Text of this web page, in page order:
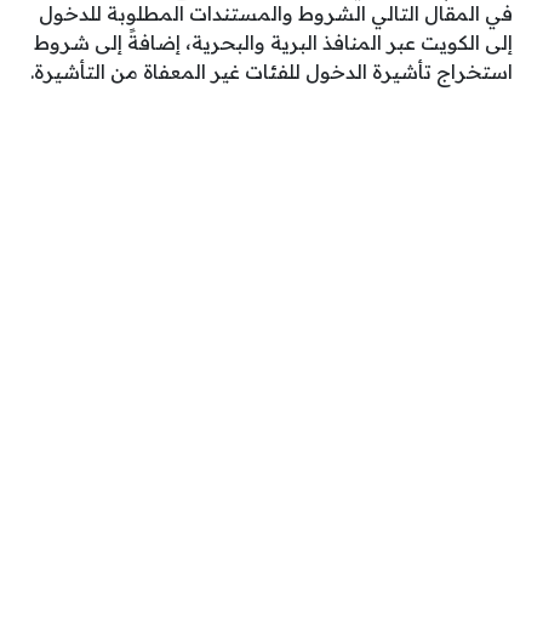
في المقال التالي الشروط والمستندات المطلوبة للدخول
إلى الكويت عبر المنافذ البرية والبحرية، إضافةً إلى شروط
استخراج تأشيرة الدخول للفئات غير المعفاة من التأشيرة.